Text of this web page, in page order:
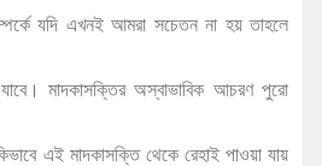
যদি এখনই আমরা সচেতন না হয় তাহলে
মাদকাসক্তির অস্বাভাবিক আচরণ পুরো
এই মাদকাসক্তি থেকে রেহাই পাওয়া যায়